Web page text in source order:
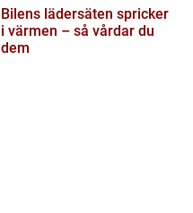
Bilens lädersäten spricker
i värmen – så vårdar du
dem